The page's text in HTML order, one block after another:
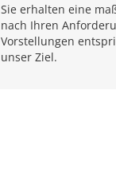
Sie erhalten eine
nach Ihren
Vorstellungen
unser Ziel.